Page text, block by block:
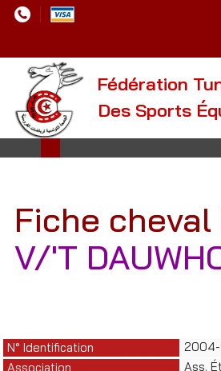
Fédération
Des Sports
Fiche cheval
V/'T
N° Identification
2004-
Association
Ass.